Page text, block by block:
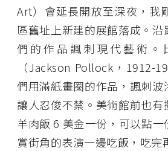
Art）會延長開放至深夜，我
區舊址上新建的展館落成。沿
們的作品諷刺現代藝術。
（Jackson Pollock，1912-
們用滿紙畫圈的作品，諷刺波
讓人忍俊不禁。美術館前也
羊肉飯 6 美金一份，可以點
賞街角的表演一邊吃飯，吃完